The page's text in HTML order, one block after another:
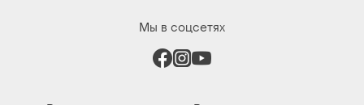
Мы в соцсетях